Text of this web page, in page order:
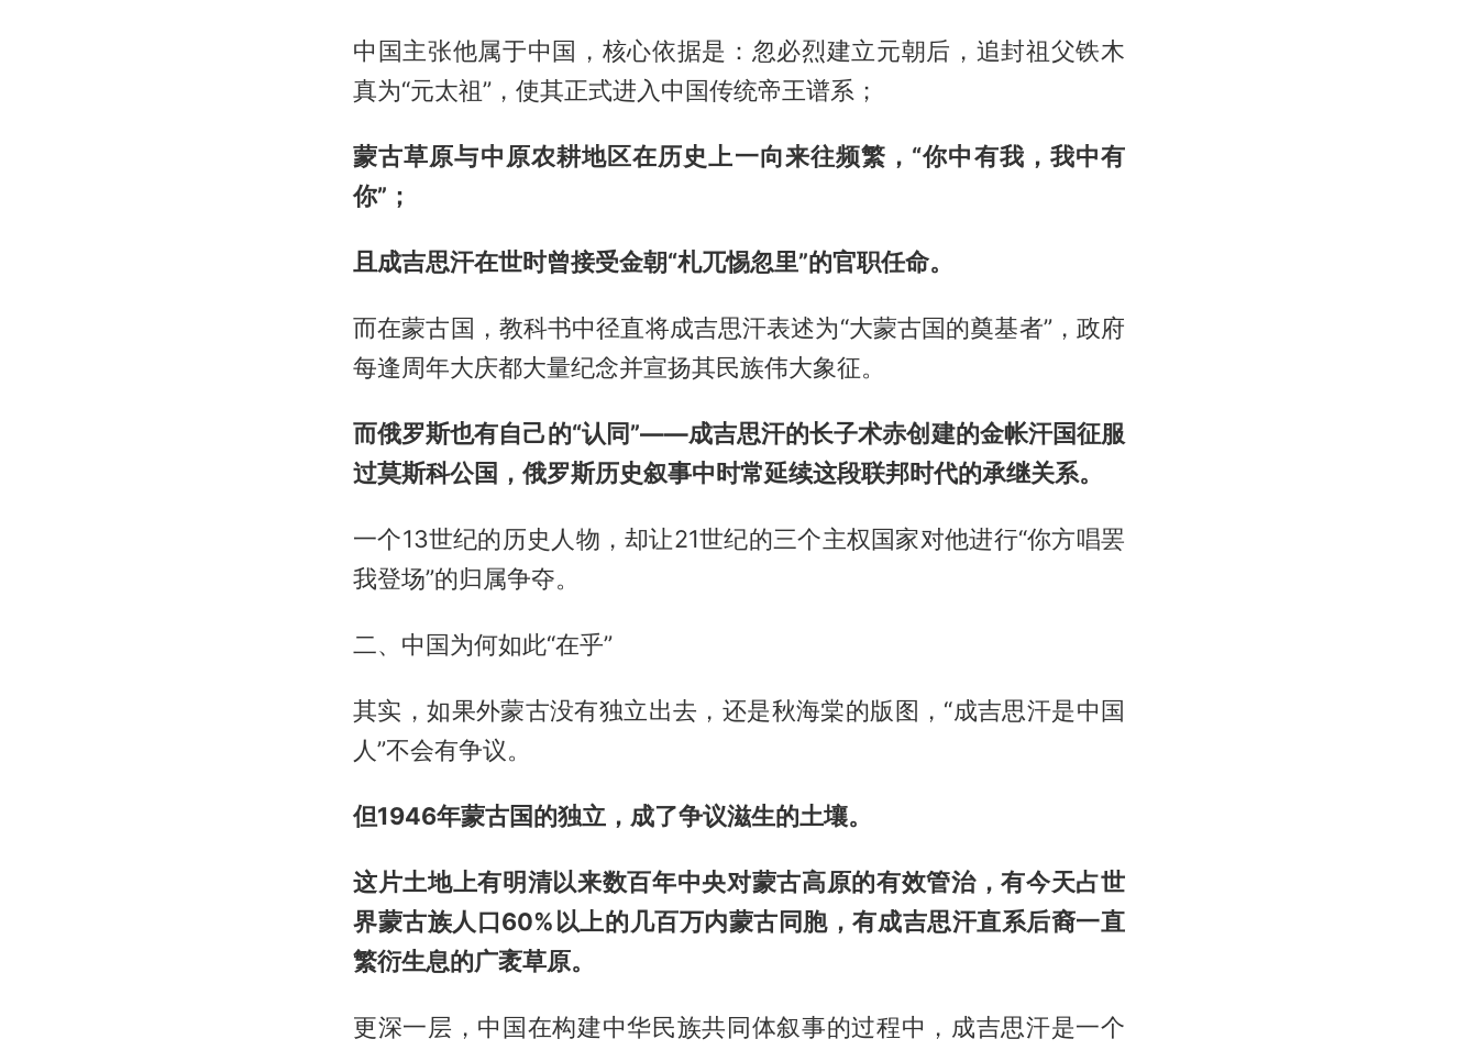
中国主张他属于中国，核心依据是：忽必烈建立元朝后，追封祖父铁木
真为“元太祖”，使其正式进入中国传统帝王谱系；
蒙古草原与中原农耕地区在历史上一向来往频繁，“你中有我，我中有
你”；
且成吉思汗在世时曾接受金朝“札兀惕忽里”的官职任命。
而在蒙古国，教科书中径直将成吉思汗表述为“大蒙古国的奠基者”，政府
每逢周年大庆都大量纪念并宣扬其民族伟大象征。
而俄罗斯也有自己的“认同”——成吉思汗的长子术赤创建的金帐汗国征服
过莫斯科公国，俄罗斯历史叙事中时常延续这段联邦时代的承继关系。
一个13世纪的历史人物，却让21世纪的三个主权国家对他进行“你方唱罢
我登场”的归属争夺。
二、中国为何如此“在乎”
其实，如果外蒙古没有独立出去，还是秋海棠的版图，“成吉思汗是中国
人”不会有争议。
但1946年蒙古国的独立，成了争议滋生的土壤。
这片土地上有明清以来数百年中央对蒙古高原的有效管治，有今天占世
界蒙古族人口60%以上的几百万内蒙古同胞，有成吉思汗直系后裔一直
繁衍生息的广袤草原。
更深一层，中国在构建中华民族共同体叙事的过程中，成吉思汗是一个